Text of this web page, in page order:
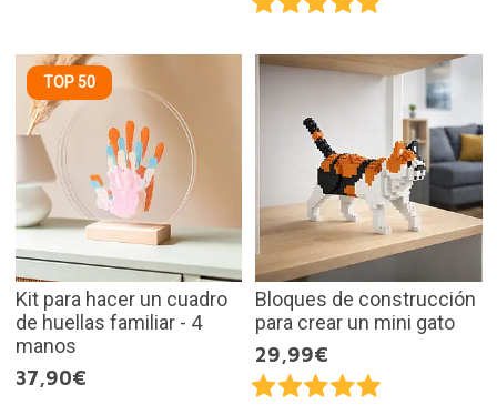
TOP 50
Kit para hacer un cuadro
de huellas familiar - 4
manos
37,90€
Bloques de construcción
para crear un mini gato
29,99€